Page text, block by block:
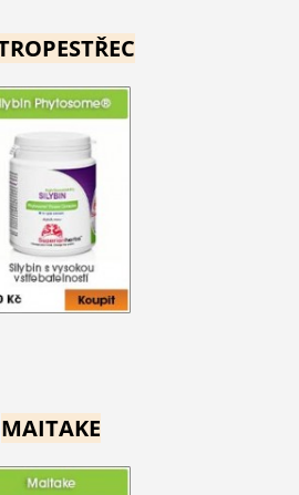
MAITAKE